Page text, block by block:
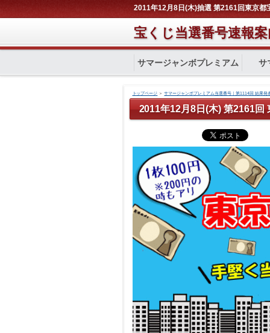
2011年12月8日(木)抽選 第2161回東京都
宝くじ当選番号速報
サマージャンボプレミアム サ
トップページ ＞サマージャンボプレミアム当選番号｜第1114回 結果発
2011年12月8日(木) 第2161回